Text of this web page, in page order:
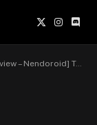
X
(Twitter)
Tsushima Yoshiko – Love Live! Sunshine!! – Good Smile Company